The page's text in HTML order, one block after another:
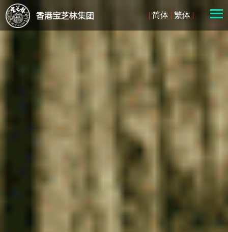
| 简体| 繁体|